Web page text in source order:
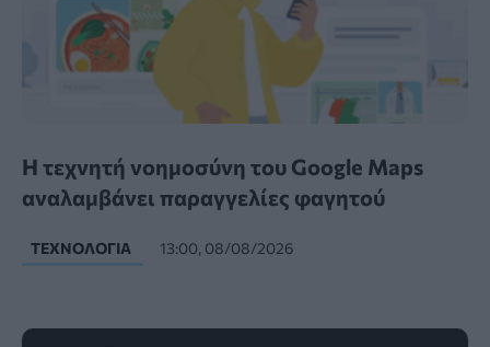
Η τεχνητή νοημοσύνη του Google Maps
αναλαμβάνει παραγγελίες φαγητού
ΤΕΧΝΟΛΟΓΊΑ 13:00, 08/08/2026